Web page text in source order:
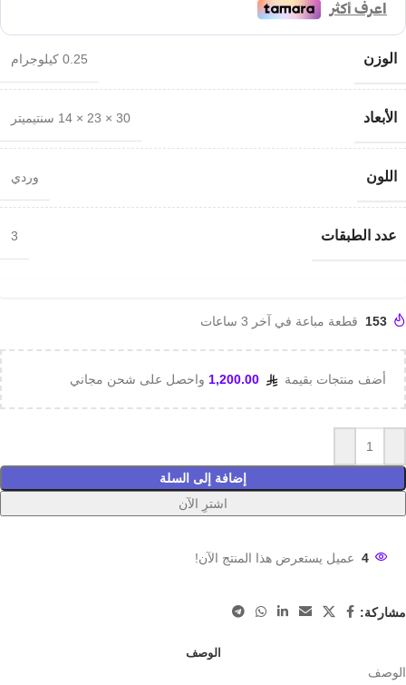
الوزن 0.25 كيلوجرام
الأبعاد 30 × 23 × 14 سنتيميتر
اللون وردي
عدد الطبقات 3
153 قطعة مباعة في آخر 3 ساعات
أضف منتجات بقيمة 1,200.00 واحصل على شحن مجاني
إضافة إلى السلة
اشترِ الآن
4 عميل يستعرض هذا المنتج الآن!
مشاركة:
الوصف
الوصف